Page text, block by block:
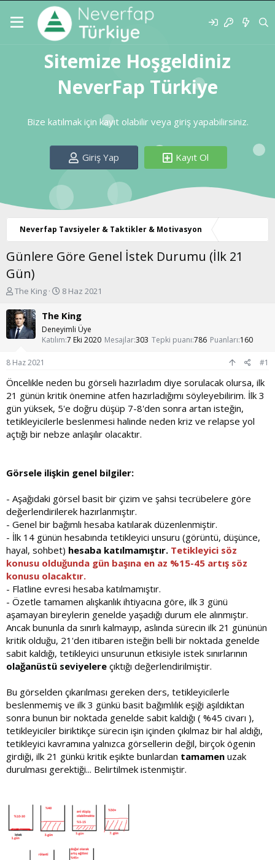
Sitemize Hoşgeldiniz
NeverFap Türkiye
Bize katılmak için kayıt olabilir veya giriş yapabilirsiniz.
Giriş Yap Kayıt Ol
Neverfap Tavsiyeler & Taktikler & Motivasyon
Günlere Göre Genel İstek Durumu (İlk 21
Gün)
K
n
u
y
a
ş
l
a
t
a
n
The King
B
ş
a
n
ç
t
a
r
i
h
8 Haz 2021
The King
Deneyimli Üye
Katılım 7 Eki 2020 Mesajlar303 Tepki puanı 786 Puanları 160
8 Haz 2021 #1
Öncelikle neden bu görseli hazırladım diye sorulacak olursa, ilk
21 günün kritik önemine atfen hazırladığımı söyleyebilirim. İlk 3
gün yüksek, 5'e doğru düşüp 7-8'den sonra artan isteğin,
tetikleyicilerle beslenmesi halinde neden kriz ve relapse yol
açtığı bir nebze anlaşılır olacaktır.
Görsele ilişkin genel bilgiler:
- Aşağıdaki görsel basit bir çizim ve şahsi tecrübelere göre
değerlendirilerek hazırlanmıştır.
- Genel bir bağımlı hesaba katılarak düzenlenmiştir.
- İlk 14 günün hesabında tetikleyici unsuru (görüntü, düşünce,
hayal, sohbet) hesaba katılmamıştır. Tetikleyici söz
konusu olduğunda gün başına en az %15-45 artış söz
konusu olacaktır.
- Flatline evresi hesaba katılmamıştır.
- Özetle tamamen alışkanlık ihtiyacına göre, ilk 3 günü
aşamayan bireylerin genelde yaşadığı durum ele alınmıştır.
Ancak bununla da sınırlı kalmayıp, aslında sürecin ilk 21 gününün
kritik olduğu, 21'den itibaren isteğin belli bir noktada genelde
sabit kaldığı, tetikleyici unsurunun etkisiyle istek sınırlarının
olağanüstü seviyelere çıktığı değerlendirilmiştir.
Bu görselden çıkarılması gereken ders, tetikleyicilerle
beslenmemiş ve ilk 3 günkü basit bağımlılık eşiği aşıldıktan
sonra bunun bir noktada genelde sabit kaldığı ( %45 civarı ),
tetikleyiciler biriktikçe sürecin işin içinden çıkılmaz bir hal aldığı,
tetikleyici kavramına yalnızca görsellerin değil, birçok ögenin
girdiği, ilk 21 günkü kritik eşikte bunlardan tamamen uzak
durulması gerektiği... Belirtilmek istenmiştir.